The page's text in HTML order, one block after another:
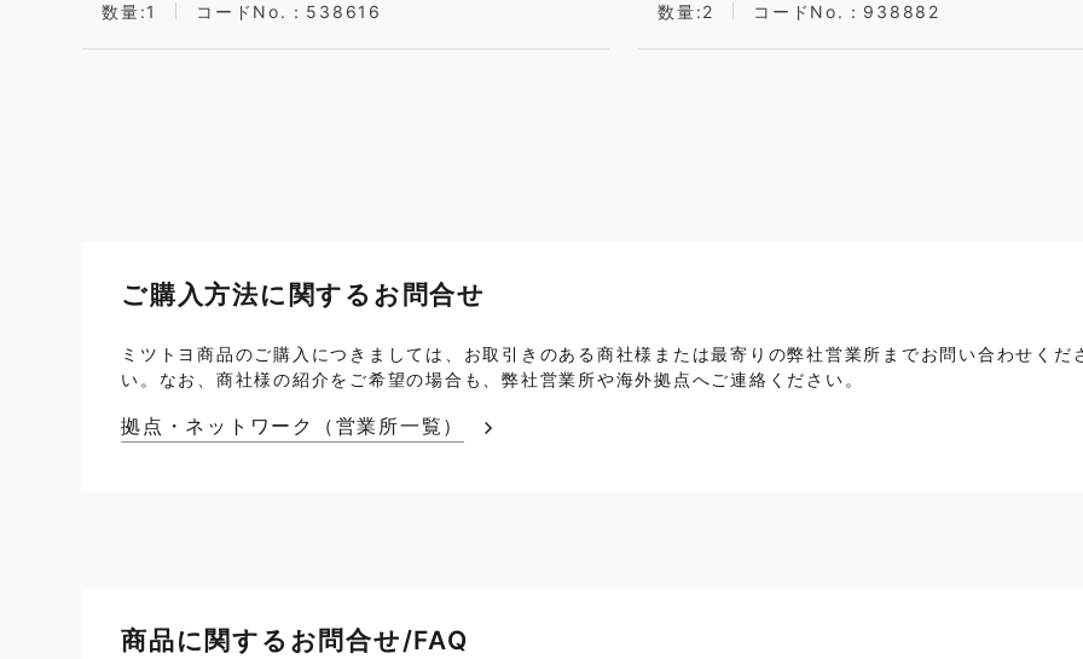
数量:1 コードNo.：538616 数量:2 コードNo.：938882
ご購入方法に関するお問合せ
ミツトヨ商品のご購入につきましては、お取引きのある商社様または最寄りの弊社営業所までお問い合わせくだ
い。なお、商社様の紹介をご希望の場合も、弊社営業所や海外拠点へご連絡ください。
拠点・ネットワーク（営業所一覧）
商品に関するお問合せ/FAQ